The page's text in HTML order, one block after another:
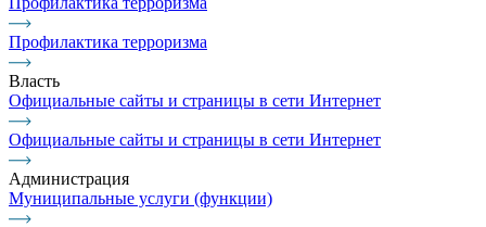
Профилактика терроризма
Власть
Официальные сайты и страницы в сети Интернет
Официальные сайты и страницы в сети Интернет
Администрация
Муниципальные услуги (функции)